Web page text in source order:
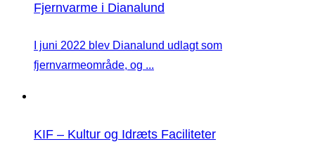
Fjernvarme i Dianalund
I juni 2022 blev Dianalund udlagt som
fjernvarmeområde, og ...
KIF – Kultur og Idræts Faciliteter